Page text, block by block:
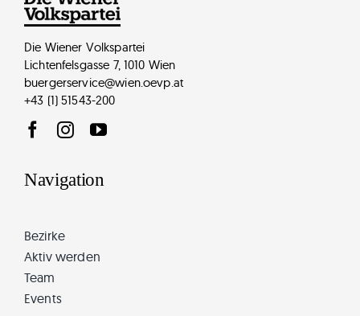
Die Wiener Volkspartei
Lichtenfelsgasse 7, 1010 Wien
buergerservice@wien.oevp.at
+43 (1) 51543-200
Navigation
Bezirke
Aktiv werden
Team
Events